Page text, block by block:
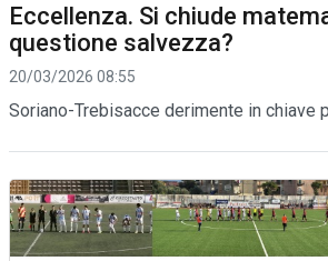
Eccellenza. Si chiude
questione salvezza?
20/03/2026 08:55
Soriano-Trebisacce derimente in chiave